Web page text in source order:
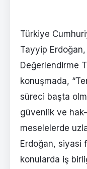
Türkiye
Tayyip
Değerlendirme
konuşmada,
süreci başta
güvenlik ve
meselelerde
Erdoğan, siyasi
konularda iş